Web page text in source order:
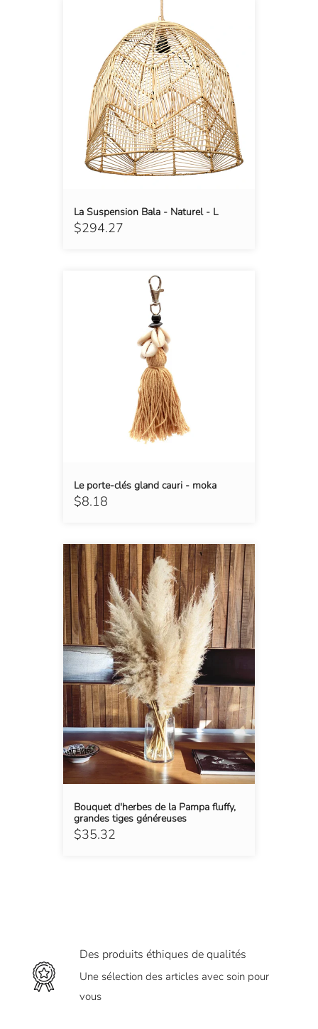
$294.27
La Suspension Bala - Naturel - L
$8.18
Le porte-clés gland cauri - moka
$35.32
Bouquet d'herbes de la Pampa fluffy,
grandes tiges généreuses
Des produits éthiques de qualités
Une sélection des articles avec soin pour
vous